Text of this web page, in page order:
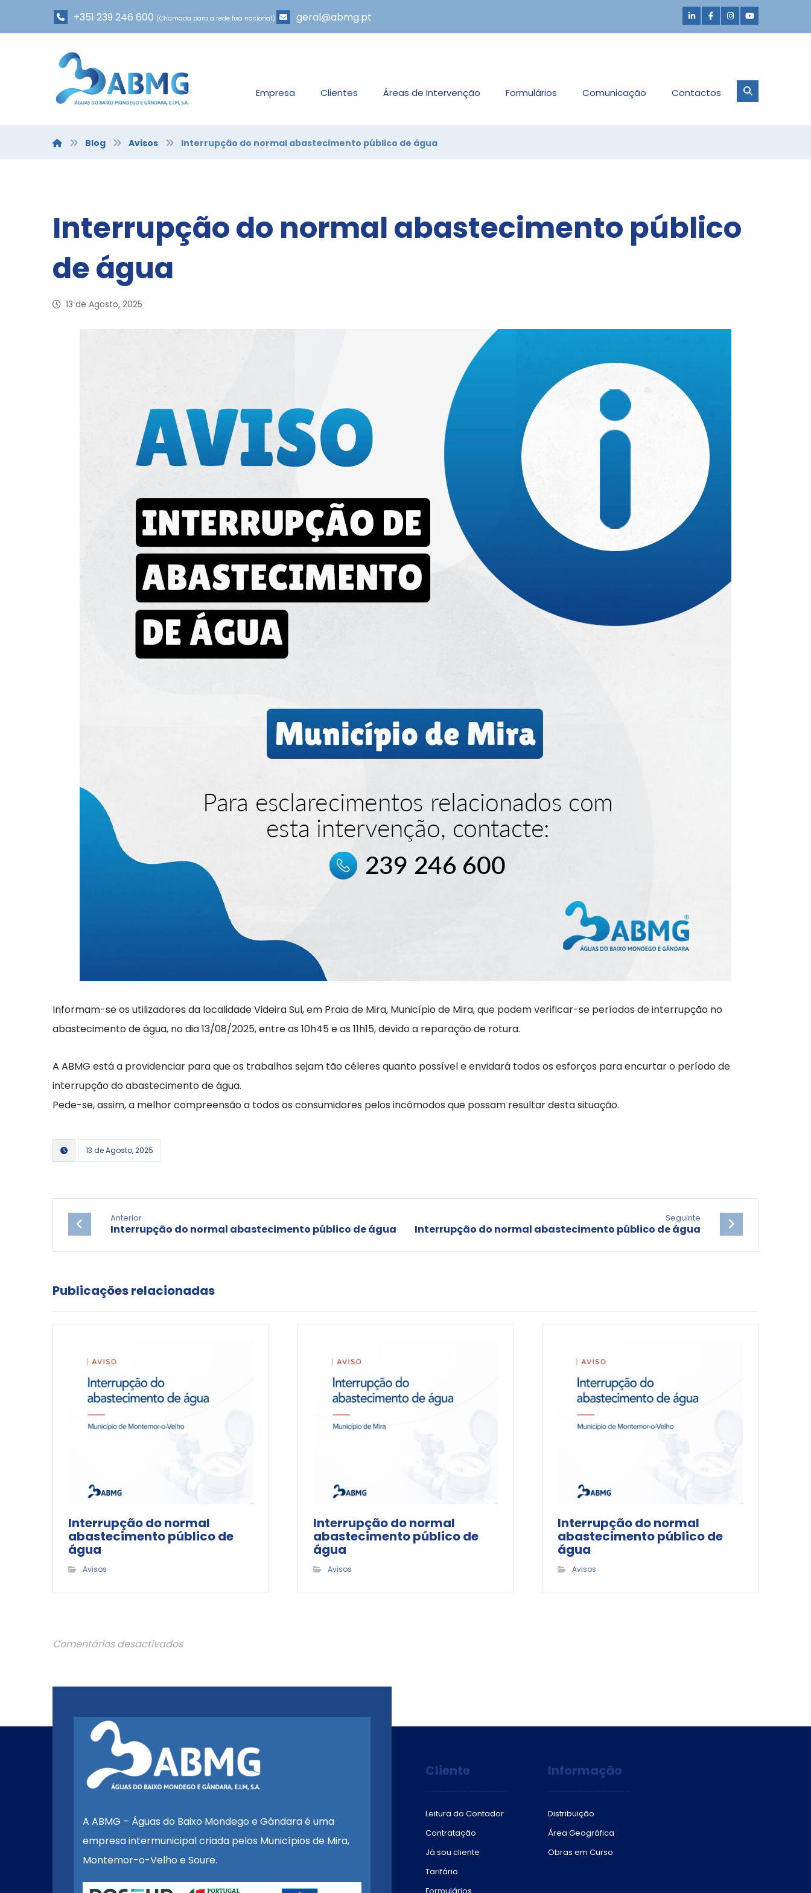
+351 239 246 600 (Chamada para a rede fixa nacional) geral@abmg.pt
Empresa Clientes Áreas de Intervenção Formulários Comunicação Contactos
Blog Avisos Interrupção do normal abastecimento público de água
Interrupção do normal abastecimento público
de água
13 de Agosto, 2025
Informam-se os utilizadores da localidade Videira Sul, em Praia de Mira, Município de Mira, que podem verificar-se períodos de interrupção no
abastecimento de água, no dia 13/08/2025, entre as 10h45 e as 11h15, devido a reparação de rotura.
A ABMG está a providenciar para que os trabalhos sejam tão céleres quanto possível e envidará todos os esforços para encurtar o período de
interrupção do abastecimento de água.
Pede-se, assim, a melhor compreensão a todos os consumidores pelos incómodos que possam resultar desta situação.
13 de Agosto, 2025
Anterior
Interrupção do normal abastecimento público de água
Seguinte
Interrupção do normal abastecimento público de água
Publicações relacionadas
Interrupção do normal
abastecimento público de
água
Avisos
Interrupção do normal
abastecimento público de
água
Avisos
Interrupção do normal
abastecimento público de
água
Avisos
Comentários desactivados
A ABMG – Águas do Baixo Mondego e Gândara é uma
empresa intermunicipal criada pelos Municípios de Mira,
Montemor-o-Velho e Soure.
Cliente
Leitura do Contador
Contratação
Já sou cliente
Tarifário
Formulários
Informação
Distribuição
Área Geográfica
Obras em Curso